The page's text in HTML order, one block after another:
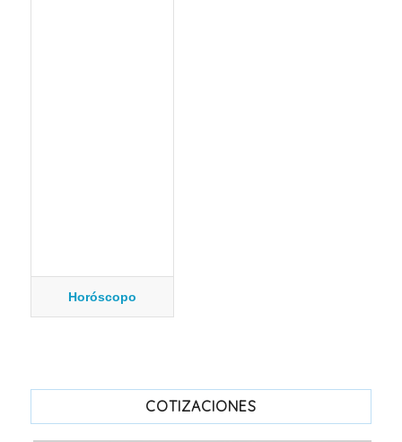
Horóscopo
COTIZACIONES